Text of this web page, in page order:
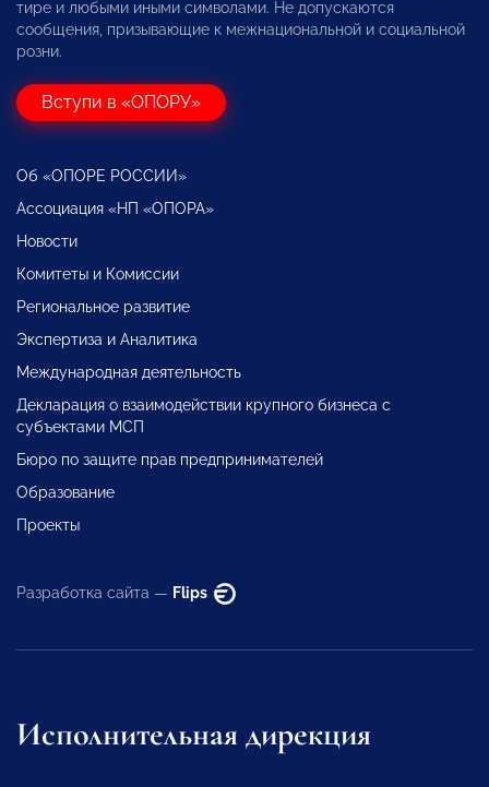
тире и любыми иными символами. Не допускаются
сообщения, призывающие к межнациональной и социальной
розни.
Вступи в «ОПОРУ»
Об «ОПОРЕ РОССИИ»
Ассоциация «НП «ОПОРА»
Новости
Комитеты и Комиссии
Региональное развитие
Экспертиза и Аналитика
Международная деятельность
Декларация о взаимодействии крупного бизнеса с
субъектами МСП
Бюро по защите прав предпринимателей
Образование
Проекты
Разработка сайта — Flips
Исполнительная дирекция